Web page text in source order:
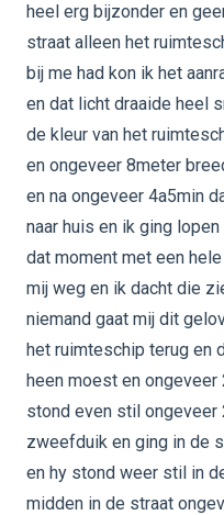
heel erg bijzonder en
straat alleen het
bij me had kon ik het
en dat licht draaide heel
de kleur van het
en ongeveer 8meter
en na ongeveer 4a5min
naar huis en ik ging
dat moment met een
mij weg en ik dacht die
niemand gaat mij dit
het ruimteschip terug en
heen moest en ongeveer
stond even stil ongeveer
zweefduik en ging in de
en hy stond weer stil in
midden in de straat